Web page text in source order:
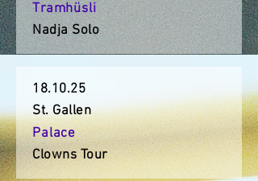
Tramhüsli
Nadja Solo
18.10.25
St. Gallen
Palace
Clowns Tour